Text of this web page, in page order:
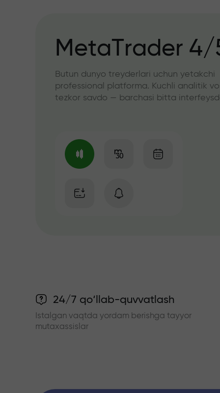
MetaTrader 4/
Butun dunyo treyderlari uchun yetakchi
professional platforma. Kuchli analitik
tezkor savdo — barchasi bitta
24/7 qo‘llab-quvvatlash
Istalgan vaqtda yordam berishga tayyor
mutaxassislar